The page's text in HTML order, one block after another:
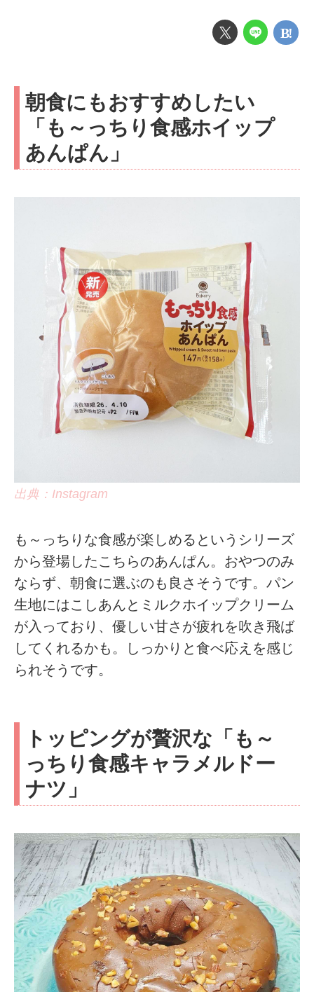
朝食にもおすすめしたい
「も～っちり食感ホイップ
あんぱん」
出典：Instagram
も～っちりな食感が楽しめるというシリーズ
から登場したこちらのあんぱん。おやつのみ
ならず、朝食に選ぶのも良さそうです。パン
生地にはこしあんとミルクホイップクリーム
が入っており、優しい甘さが疲れを吹き飛ば
してくれるかも。しっかりと食べ応えを感じ
られそうです。
トッピングが贅沢な「も～
っちり食感キャラメルドー
ナツ」